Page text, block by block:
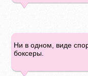
Ни в одном, виде
боксеры.